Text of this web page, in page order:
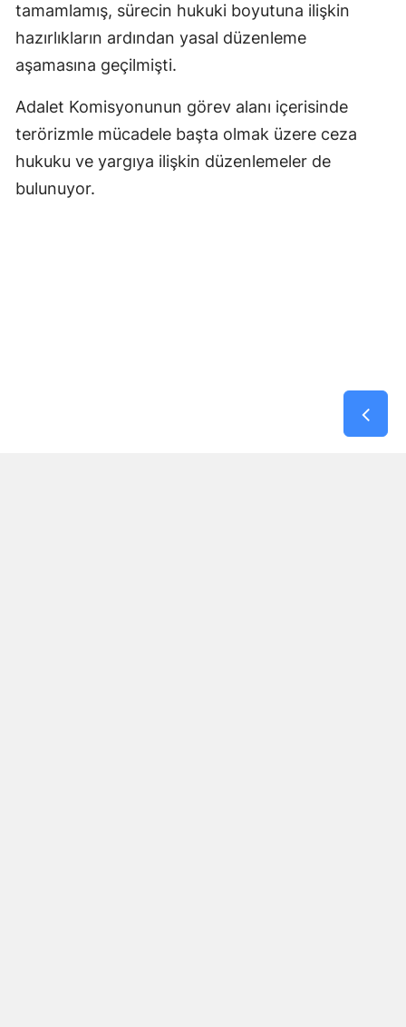
tamamlamış, sürecin hukuki boyutuna ilişkin
hazırlıkların ardından yasal düzenleme
aşamasına geçilmişti.
Adalet Komisyonunun görev alanı içerisinde
terörizmle mücadele başta olmak üzere ceza
hukuku ve yargıya ilişkin düzenlemeler de
bulunuyor.